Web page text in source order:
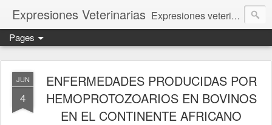
Expresiones Veterinarias Expresiones veterinarias es una publicación en linea de la biblioteca de la Facultad de Veterinaria y Zootecnia de la UNAM
Pages
JUN
4
ENFERMEDADES PRODUCIDAS POR
HEMOPROTOZOARIOS EN BOVINOS
EN EL CONTINENTE AFRICANO